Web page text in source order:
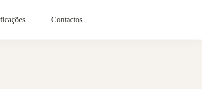
Contactos